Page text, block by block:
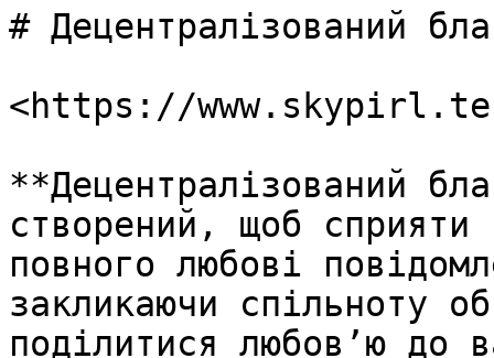
# Децентралізований
​<https://
**Децентралізований
створений, щоб сприяти
повного любові
закликаючи спільноту
поділитися любов’ю до